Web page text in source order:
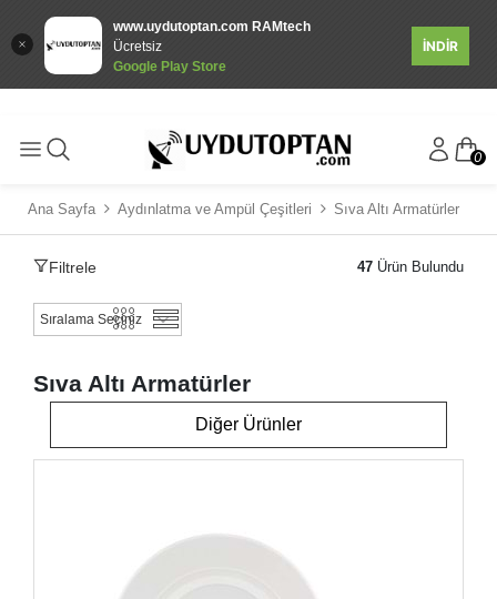
www.uydutoptan.com RAMtech
Ücretsiz
Google Play Store
İNDİR
0
Ana Sayfa Aydınlatma ve Ampül Çeşitleri Sıva Altı Armatürler
Filtrele 47 Ürün Bulundu
Sıva Altı Armatürler
Diğer Ürünler